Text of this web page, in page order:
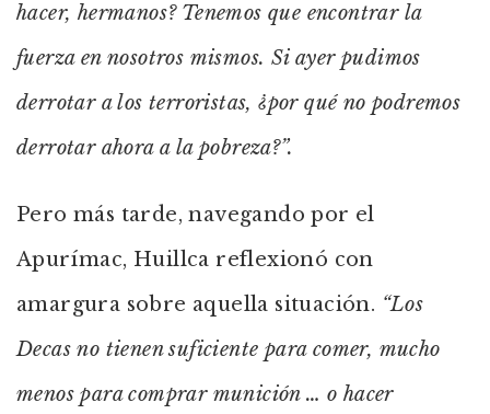
hacer, hermanos? Tenemos que encontrar la
fuerza en nosotros mismos. Si ayer pudimos
derrotar a los terroristas, ¿por qué no podremos
derrotar ahora a la pobreza?”.
Pero más tarde, navegando por el
Apurímac, Huillca reflexionó con
amargura sobre aquella situación. “Los
Decas no tienen suficiente para comer, mucho
menos para comprar munición … o hacer